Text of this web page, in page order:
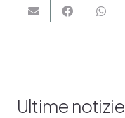
Ultime notizie